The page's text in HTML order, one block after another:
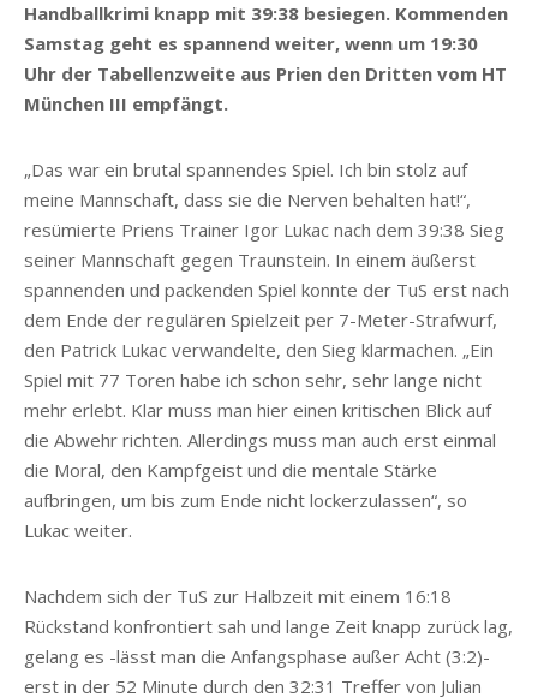
Handballkrimi knapp mit 39:38 besiegen. Kommenden
Samstag geht es spannend weiter, wenn um 19:30
Uhr der Tabellenzweite aus Prien den Dritten vom HT
München III empfängt.
„Das war ein brutal spannendes Spiel. Ich bin stolz auf
meine Mannschaft, dass sie die Nerven behalten hat!“,
resümierte Priens Trainer Igor Lukac nach dem 39:38 Sieg
seiner Mannschaft gegen Traunstein. In einem äußerst
spannenden und packenden Spiel konnte der TuS erst nach
dem Ende der regulären Spielzeit per 7-Meter-Strafwurf,
den Patrick Lukac verwandelte, den Sieg klarmachen. „Ein
Spiel mit 77 Toren habe ich schon sehr, sehr lange nicht
mehr erlebt. Klar muss man hier einen kritischen Blick auf
die Abwehr richten. Allerdings muss man auch erst einmal
die Moral, den Kampfgeist und die mentale Stärke
aufbringen, um bis zum Ende nicht lockerzulassen“, so
Lukac weiter.
Nachdem sich der TuS zur Halbzeit mit einem 16:18
Rückstand konfrontiert sah und lange Zeit knapp zurück lag,
gelang es -lässt man die Anfangsphase außer Acht (3:2)-
erst in der 52 Minute durch den 32:31 Treffer von Julian